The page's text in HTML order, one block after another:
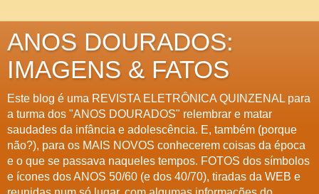
ANOS DOURADOS:
IMAGENS & FATOS
Este blog é uma REVISTA ELETRÔNICA QUINZENAL para
a turma dos "ANOS DOURADOS" relembrar e matar
saudades da infância e adolescência. E, também (porque
não?), para os MAIS NOVOS conhecerem coisas da época
e o que se passava naqueles tempos. FOTOS dos símbolos
e ícones dos ANOS 50/60 (e dos 40/70), tiradas da WEB e